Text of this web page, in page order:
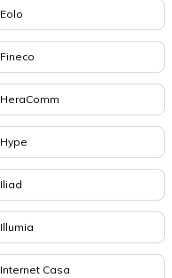
Eolo
Fineco
HeraComm
Hype
Iliad
Illumia
Internet Casa